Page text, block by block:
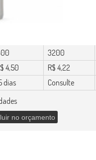
3200
4,50
R$ 4,22
dias Consulte